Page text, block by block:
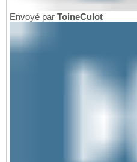
Envoyé par ToineCulot